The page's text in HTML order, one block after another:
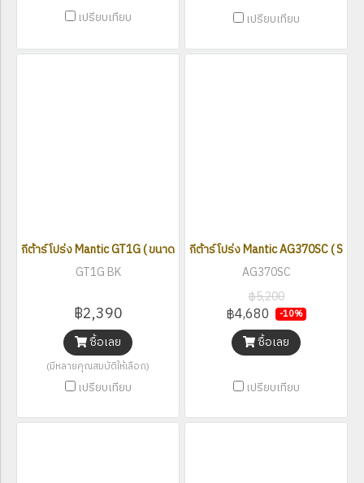
เปรียบเทียบ เปรียบเทียบ
กีต้าร์โปร่ง Mantic GT1G ( ขนาด 41 นิ้ว )
GT1G BK
฿2,390
ซื้อเลย
(มีหลายคุณสมบัติให้เลือก)
เปรียบเทียบ
กีต้าร์โปร่ง Mantic AG370SC (
AG370SC
฿5,200
฿4,680 -10%
ซื้อเลย
เปรียบเทียบ